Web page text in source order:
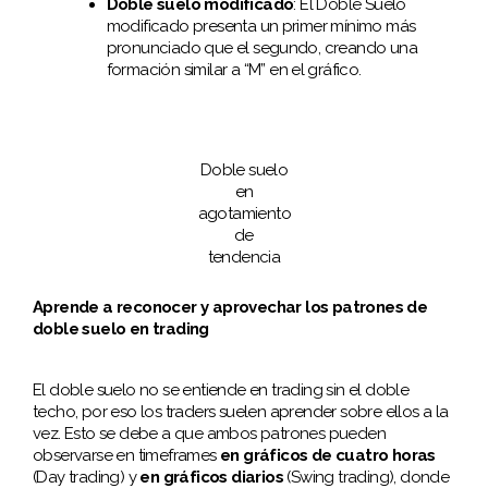
Doble suelo modificado: El Doble Suelo
modificado presenta un primer mínimo más
pronunciado que el segundo, creando una
formación similar a “M” en el gráfico.
Doble suelo
en
agotamiento
de
tendencia
Aprende a reconocer y aprovechar los patrones de
doble suelo en trading
El doble suelo no se entiende en trading sin el doble
techo, por eso los traders suelen aprender sobre ellos a la
vez. Esto se debe a que ambos patrones pueden
observarse en timeframes en gráficos de cuatro horas
(Day trading) yen gráficos diarios (Swing trading), donde